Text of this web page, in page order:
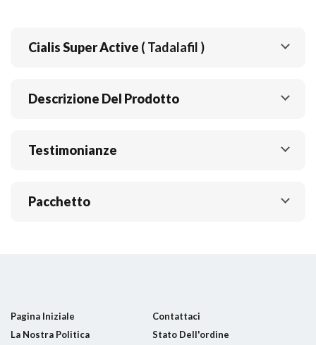
Cialis Super Active ( Tadalafil )
Descrizione Del Prodotto
Testimonianze
Pacchetto
Pagina Iniziale
Contattaci
La Nostra Politica
Stato Dell'ordine